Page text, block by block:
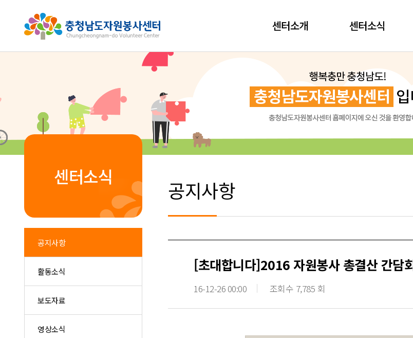
센터소개 센터소식
센터소식
공지사항
활동소식
보도자료
영상소식
공지사항
[초대합니다]2016 자원봉사 총결산 간
16-12-26 00:00 조회수 7,785 회